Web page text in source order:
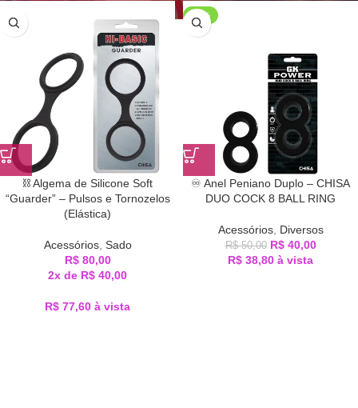
⛓️ Algema de Silicone Soft
“Guarder” – Pulsos e Tornozelos
(Elástica)
Acessórios, Sado
R$80,00
2x de R$ 40,00
R$ 77,60 à vista
-20%
♾️ Anel Peniano Duplo – CHISA
DUO COCK 8 BALL RING
Acessórios, Diversos
R$50,00 R$40,00
R$ 38,80 à vista